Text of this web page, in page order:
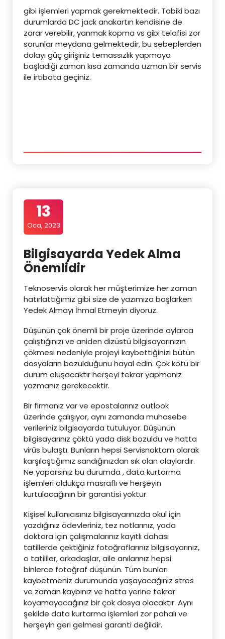
gibi işlemleri yapmak gerekmektedir. Tabiki bazı
durumlarda DC jack anakartın kendisine de
zarar verebilir, yanmak kopma vs gibi telafisi zor
sorunlar meydana gelmektedir, bu sebeplerden
dolayı güç girişiniz temassızlık yapmaya
başladığı zaman kısa zamanda uzman bir servis
ile irtibata geçiniz.
13
Oca, 2023
Bilgisayarda Yedek Alma
Önemlidir
Teknoservis olarak her müşterimize her zaman
hatırlattığımız gibi size de yazımıza başlarken
Yedek Almayı İhmal Etmeyin diyoruz.
Düşünün çok önemli bir proje üzerinde aylarca
çalıştığınızı ve aniden dizüstü bilgisayarınızın
çökmesi nedeniyle projeyi kaybettiğinizi bütün
dosyaların bozulduğunu hayal edin. Çok kötü bir
durum oluşacaktır herşeyi tekrar yapmanız
yazmanız gerekecektir.
Bir firmanız var ve epostalarınız outlook
üzerinde çalışıyor, aynı zamanda muhasebe
verileriniz bilgisayarda tutuluyor. Düşünün
bilgisayarınız çöktü yada disk bozuldu ve hatta
virüs bulaştı. Bunların hepsi Servisnoktam olarak
karşılaştığımız sandığınızdan sık olan olaylardır.
Ne yaparsınız bu durumda , data kurtarma
işlemleri oldukça masraflı ve herşeyin
kurtulacağının bir garantisi yoktur.
Kişisel kullanıcısınız bilgisayarınızda okul için
yazdığınız ödevleriniz, tez notlarınız, yada
doktora için çalışmalarınız kayıtlı dahası
tatillerde çektiğiniz fotoğraflarınız bilgisayarınız,
o tatililer, arkadaşlar, aile anılarınız hepsi
binlerce fotoğraf düşünün. Tüm bunları
kaybetmeniz durumunda yaşayacağınız stres
ve zaman kaybınız ve hatta yerine tekrar
koyamayacağınız bir çok dosya olacaktır. Aynı
şekilde data kurtarma işlemleri zor pahalı ve
herşeyin geri gelmesi garanti değildir.